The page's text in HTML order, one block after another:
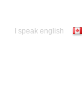
I speak english